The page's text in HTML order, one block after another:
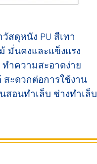
สดุหนัง PU สีเทา
มั่นคงและแข็งแรง
ำความสะอาดง่าย
สะดวกต่อการใช้งาน
สอนทำเล็บ ช่างทำเล็บ